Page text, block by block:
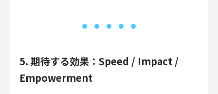
5. 期待する効果：Speed / Impact /
Empowerment